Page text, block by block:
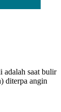
adalah saat bulir
diterpa angin